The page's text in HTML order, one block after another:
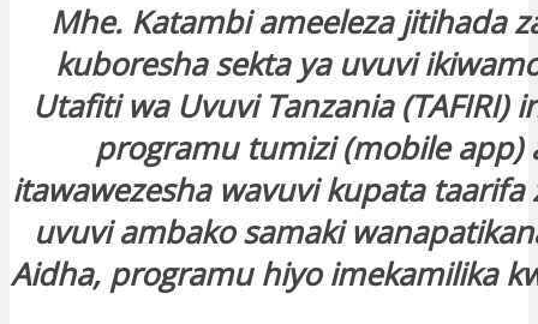
Mhe. Katambi ameeleza jitihada
kuboresha sekta ya uvuvi
Utafiti wa Uvuvi Tanzania (TAFIRI)
programu tumizi (mobile app)
itawawezesha wavuvi kupata taarifa
uvuvi ambako samaki
Aidha, programu hiyo imekamilika